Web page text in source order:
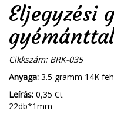
Eljegyzési
Cikkszám: BRK-035
Anyaga: 3.5 gramm 14K
Leírás: 0,35 Ct
22db*1mm